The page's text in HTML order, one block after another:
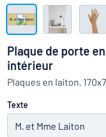
parvenez pas à
travail
Montrer toutes les
Demande
devis
Se
connecter
Service
clients
Particulier
/ Entreprise
Plaque de porte
intérieur
Plaques en laiton,
Texte